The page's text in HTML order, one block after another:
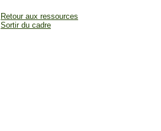
Retour aux ressources
Sortir du cadre